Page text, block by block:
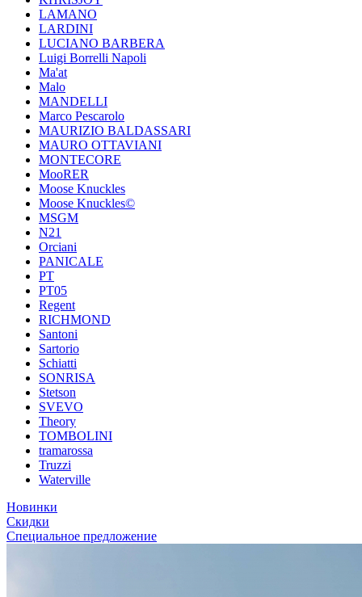
LAMANO
LARDINI
LUCIANO BARBERA
Luigi Borrelli Napoli
Ma'at
Malo
MANDELLI
Marco Pescarolo
MAURIZIO BALDASSARI
MAURO OTTAVIANI
MONTECORE
MooRER
Moose Knuckles
Moose Knuckles©️
MSGM
N21
Orciani
PANICALE
PT
PT05
Regent
RICHMOND
Santoni
Sartorio
Schiatti
SONRISA
Stetson
SVEVO
Theory
TOMBOLINI
tramarossa
Truzzi
Waterville
Новинки
Скидки
Специальное предложение